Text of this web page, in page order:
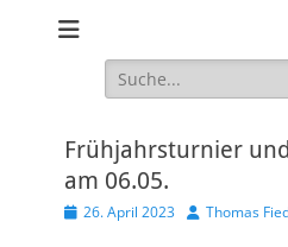
Suchen
nach:
Frühjahrsturnier
am 06.05.
Veröffentlicht
26. April 2023 AutorThomas